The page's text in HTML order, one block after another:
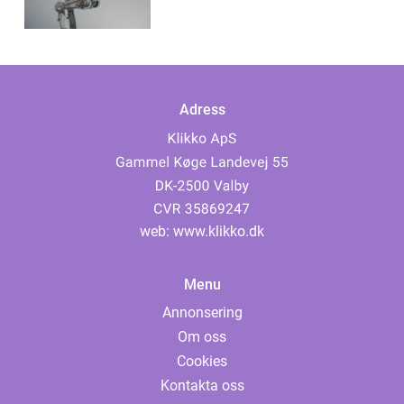
Adress
web: www.klikko.dk
Menu
Annonsering
Om oss
Cookies
Kontakta oss